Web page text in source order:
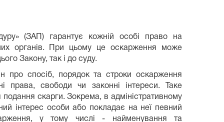
(ЗАП) гарантує кожній особі право на
органів. При цьому це оскарження може
Закону, так і до суду.
про спосіб, порядок та строки оскарження
права, свободи чи законні інтереси. Таке
скарги. Зокрема, в адміністративному
інтерес особи або покладає на неї певний
у тому числі - найменування та